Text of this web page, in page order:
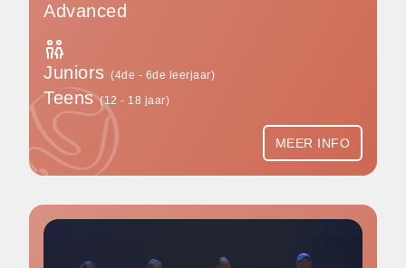
Advanced
Juniors (4de - 6de leerjaar)
Teens(12 - 18 jaar)
MEER INFO